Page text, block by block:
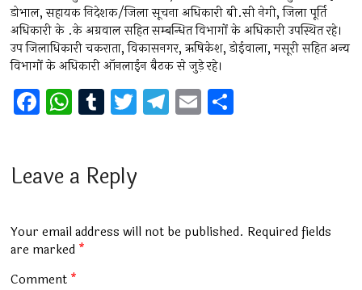
डोभाल, सहायक निदेशक/जिला सूचना अधिकारी बी.सी नेगी, जिला पूर्ति
अधिकारी के .के अग्रवाल सहित सम्बन्धित विभागों के अधिकारी उपस्थित रहे।
उप जिलाधिकारी चकराता, विकासनगर, ऋषिकेश, डोईवाला, मसूरी सहित अन्य
विभागों के अधिकारी ऑनलाईन बैठक से जुड़े रहे।
F
a
b
o
k
W
h
s
p
p
T
u
bl
T
wi
er
T
el
m
E
m
Leave a Reply
Your email address will not be published. Required fields
are marked *
Comment *